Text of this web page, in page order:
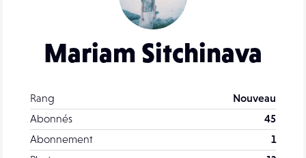
Mariam Sitchinava
Rang
Nouveau
Abonnés
45
Abonnement
1